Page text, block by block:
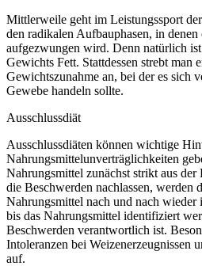
Mittlerweile geht im Leistungssport
den radikalen Aufbauphasen, in
aufgezwungen wird. Denn natürlich
Gewichts Fett. Stattdessen strebt man
Gewichtszunahme an, bei der es sich
Gewebe handeln sollte.
Ausschlussdiät
Ausschlussdiäten können wichtige
Nahrungsmittelunverträglichkeiten
Nahrungsmittel zunächst strikt aus der
die Beschwerden nachlassen, werden
Nahrungsmittel nach und nach wieder
bis das Nahrungsmittel identifiziert
Beschwerden verantwortlich ist.
Intoleranzen bei Weizenerzeugnissen
auf.